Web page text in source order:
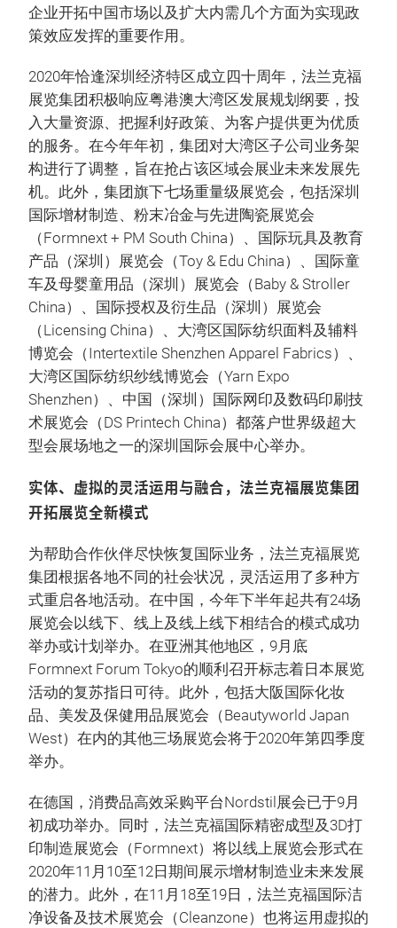
企业开拓中国市场以及扩大内需几个方面为实现政
策效应发挥的重要作用。
2020年恰逢深圳经济特区成立四十周年，法兰克福
展览集团积极响应粤港澳大湾区发展规划纲要，投
入大量资源、把握利好政策、为客户提供更为优质
的服务。在今年年初，集团对大湾区子公司业务架
构进行了调整，旨在抢占该区域会展业未来发展先
机。此外，集团旗下七场重量级展览会，包括深圳
国际增材制造、粉末冶金与先进陶瓷展览会
（Formnext + PM South China）、国际玩具及教育
产品（深圳）展览会（Toy & Edu China）、国际童
车及母婴童用品（深圳）展览会（Baby & Stroller
China）、国际授权及衍生品（深圳）展览会
（Licensing China）、大湾区国际纺织面料及辅料
博览会（Intertextile Shenzhen Apparel Fabrics）、
大湾区国际纺织纱线博览会（Yarn Expo
Shenzhen）、中国（深圳）国际网印及数码印刷技
术展览会（DS Printech China）都落户世界级超大
型会展场地之一的深圳国际会展中心举办。
实体、虚拟的灵活运用与融合，法兰克福展览集团
开拓展览全新模式
为帮助合作伙伴尽快恢复国际业务，法兰克福展览
集团根据各地不同的社会状况，灵活运用了多种方
式重启各地活动。在中国，今年下半年起共有24场
展览会以线下、线上及线上线下相结合的模式成功
举办或计划举办。在亚洲其他地区，9月底
Formnext Forum Tokyo的顺利召开标志着日本展览
活动的复苏指日可待。此外，包括大阪国际化妆
品、美发及保健用品展览会（Beautyworld Japan
West）在内的其他三场展览会将于2020年第四季度
举办。
在德国，消费品高效采购平台Nordstil展会已于9月
初成功举办。同时，法兰克福国际精密成型及3D打
印制造展览会（Formnext）将以线上展览会形式在
2020年11月10至12日期间展示增材制造业未来发展
的潜力。此外，在11月18至19日，法兰克福国际洁
净设备及技术展览会（Cleanzone）也将运用虚拟的